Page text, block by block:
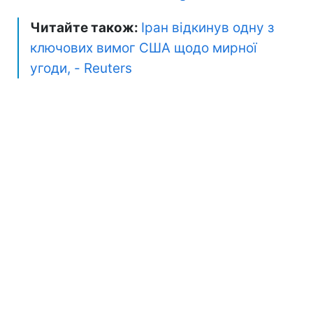
Читайте також: Іран відкинув одну з
ключових вимог США щодо мирної
угоди, - Reuters